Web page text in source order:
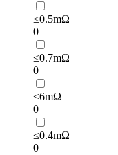
≤0.5mΩ
0
≤0.7mΩ
0
≤6mΩ
0
≤0.4mΩ
0